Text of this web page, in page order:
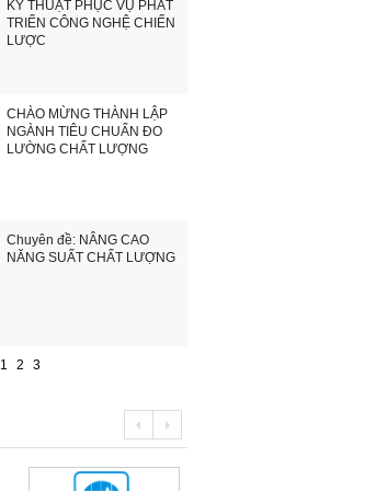
KỸ THUẬT PHỤC VỤ PHÁT
TRIỂN CÔNG NGHỆ CHIẾN
LƯỢC
CHÀO MỪNG THÀNH LẬP
NGÀNH TIÊU CHUẨN ĐO
LƯỜNG CHẤT LƯỢNG
Chuyên đề: NÂNG CAO
NĂNG SUẤT CHẤT LƯỢNG
1 2 3